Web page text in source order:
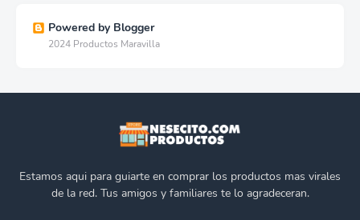
Powered by Blogger
2024 Productos Maravilla
Estamos aqui para guiarte en comprar los productos mas virales
de la red. Tus amigos y familiares te lo agradeceran.